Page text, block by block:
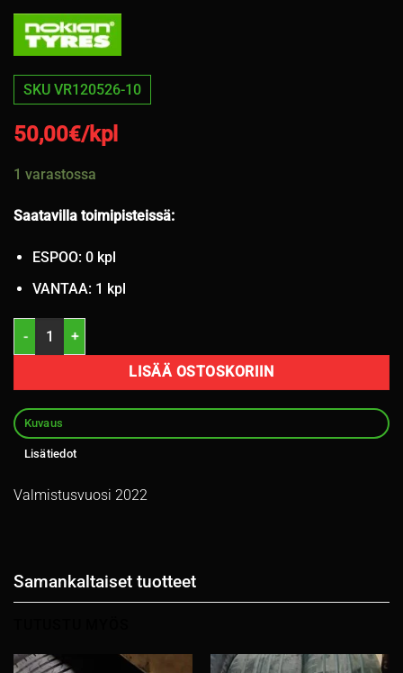
SKU VR120526-10
50,00€/kpl
1 varastossa
Saatavilla toimipisteissä:
ESPOO: 0 kpl
VANTAA: 1 kpl
205/60R16 Nokian Hakka Green 3 96V kesä 6,5mm / 4P14-4 määrä
LISÄÄ OSTOSKORIIN
Kuvaus
Lisätiedot
Valmistusvuosi 2022
Samankaltaiset tuotteet